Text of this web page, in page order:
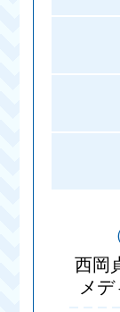
西岡
メ